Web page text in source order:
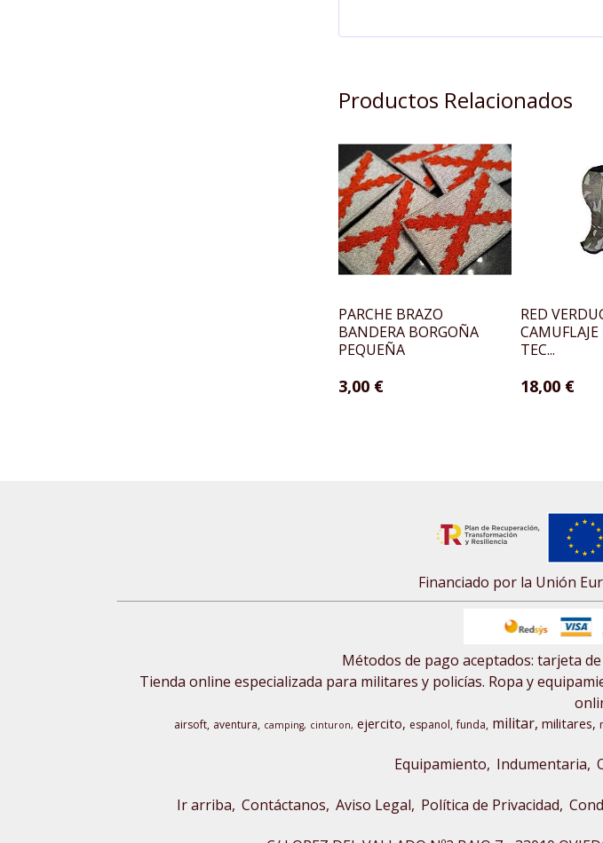
Productos Relacionados
PARCHE BRAZO
BANDERA BORGOÑA
PEQUEÑA
3,00 €
RED
TEC...
18,00 €
Financiado por la Unión
Métodos de pago aceptados: tarjeta
Tienda online especializada para militares y policías. Ropa y
airsoft aventura camping cinturon ejercito espanol funda militar militares
Equipamiento Indumentaria
Ir arriba Contáctanos Aviso Legal Política de Privacidad